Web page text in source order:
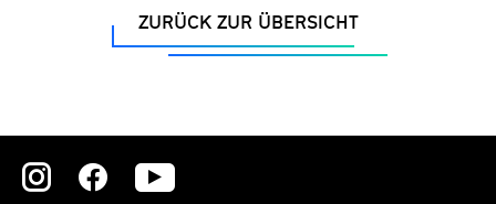
ZURÜCK ZUR ÜBERSICHT
Zu
Zu
Zu